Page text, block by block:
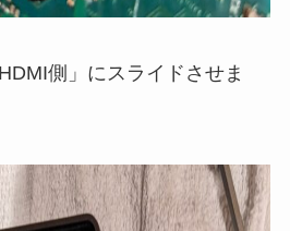
側」にスライドさせま